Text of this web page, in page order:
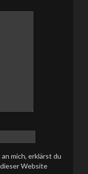
mich, erklärst du
Website